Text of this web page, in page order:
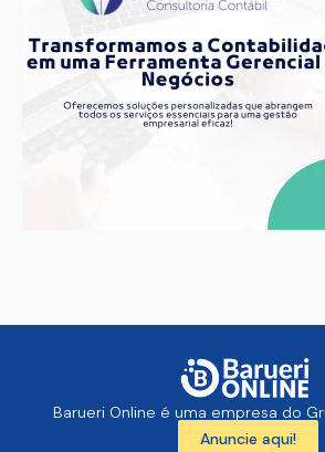
Barueri Online é uma empresa do
Anuncie aqui!